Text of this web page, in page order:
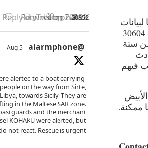
المنتدى التونسي للحقوق الاقتصادية والاجتماعية سنة 2022 الى حدود نهاية اكتوبر، تم اعتراض ما لا يقل عن 30604
من سنة 2021 و بأكثر من ستة
فيهم
ممكنة.
Reply on Twitter 2085277114861789467
Retweet on Twitter
3 Like on Twitter
13 X
2085277114861789467
@alarmphone
5 Aug
alerted to a boat carrying
on the way from Sirte,
, towards Sicily. They are
in the Maltese SAR zone.
and the merchant
KOHAKU were alerted, but
not react. Rescue is urgent!